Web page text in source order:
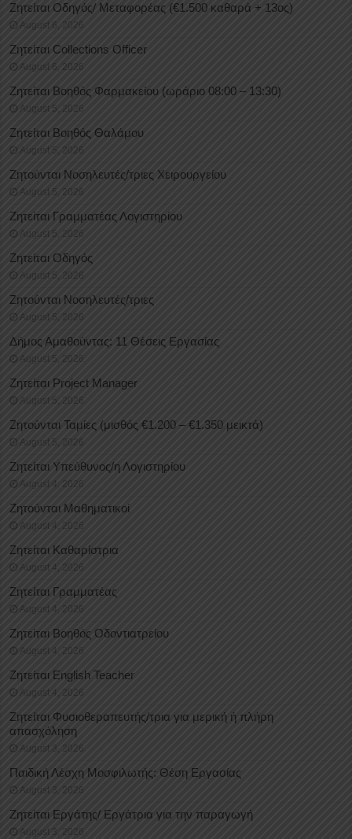
Ζητείται Οδηγός/ Μεταφορέας (€1.500 καθαρά + 13ος)
August 6, 2026
Ζητείται Collections Officer
August 6, 2026
Ζητείται Βοηθός Φαρμακείου (ωράριο 08:00 – 13:30)
August 5, 2026
Ζητείται Βοηθός Θαλάμου
August 5, 2026
Ζητούνται Νοσηλευτές/τριες Χειρουργείου
August 5, 2026
Ζητείται Γραμματέας Λογιστηρίου
August 5, 2026
Ζητείται Οδηγός
August 5, 2026
Ζητούνται Νοσηλευτές/τριες
August 5, 2026
Δήμος Αμαθούντας: 11 Θέσεις Εργασίας
August 5, 2026
Ζητείται Project Manager
August 5, 2026
Ζητούνται Ταμίες (μισθός €1.200 – €1.350 μεικτά)
August 5, 2026
Ζητείται Υπεύθυνος/η Λογιστηρίου
August 4, 2026
Ζητούνται Μαθηματικοί
August 4, 2026
Ζητείται Καθαρίστρια
August 4, 2026
Ζητείται Γραμματέας
August 4, 2026
Ζητείται Βοηθός Οδοντιατρείου
August 4, 2026
Ζητείται English Teacher
August 4, 2026
Ζητείται Φυσιοθεραπευτής/τρια για μερική ή πλήρη
απασχόληση
August 3, 2026
Παιδική Λέσχη Μοσφιλωτής: Θέση Εργασίας
August 3, 2026
Ζητείται Εργάτης/ Εργάτρια για την παραγωγή
August 3, 2026